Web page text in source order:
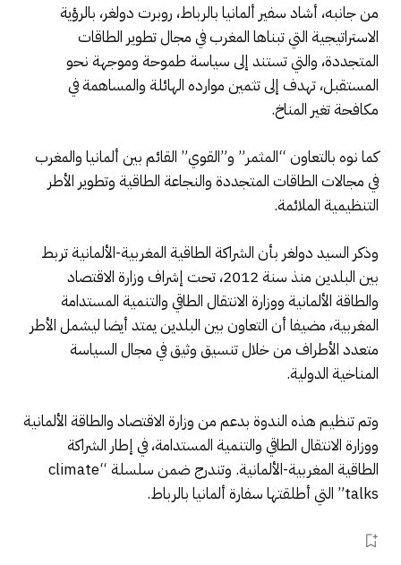
من جانبه، أشاد سفير ألمانيا بالرباط، روبرت دولغر، بالرؤية
الاستراتيجية التي تبناها المغرب في مجال تطوير الطاقات
المتجددة، والتي تستند إلى سياسة طموحة وموجهة نحو
المستقبل، تهدف إلى تثمين موارده الهائلة والمساهمة في
مكافحة تغير المناخ.
كما نوه بالتعاون “المثمر” و”القوي” القائم بين ألمانيا والمغرب
في مجالات الطاقات المتجددة والنجاعة الطاقية وتطوير الأطر
التنظيمية الملائمة.
وذكر السيد دولغر بأن الشراكة الطاقية المغربية-الألمانية تربط
بين البلدين منذ سنة 2012، تحت إشراف وزارة الاقتصاد
والطاقة الألمانية ووزارة الانتقال الطاقي والتنمية المستدامة
المغربية، مضيفا أن التعاون بين البلدين يمتد أيضا ليشمل الأطر
متعدد الأطراف من خلال تنسيق وثيق في مجال السياسة
المناخية الدولية.
وتم تنظيم هذه الندوة بدعم من وزارة الاقتصاد والطاقة الألمانية
ووزارة الانتقال الطاقي والتنمية المستدامة، في إطار الشراكة
الطاقية المغربية-الألمانية. وتندرج ضمن سلسلة “climate
talks” التي أطلقتها سفارة ألمانيا بالرباط.